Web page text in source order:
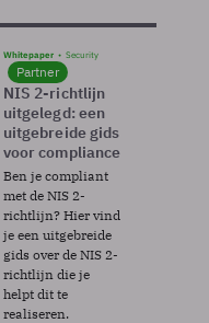
Whitepaper Security
Partner
NIS 2-richtlijn
uitgelegd: een
uitgebreide gids
voor compliance
Ben je compliant
met de NIS 2-
richtlijn? Hier vind
je een uitgebreide
gids over de NIS 2-
richtlijn die je
helpt dit te
realiseren.